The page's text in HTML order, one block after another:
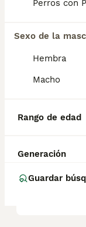
Perros con
Sexo de la
Hembra
Macho
Rango de edad
Generación
Guardar
¿Es un
¿Cuál
más